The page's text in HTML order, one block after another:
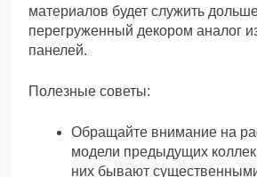
материалов будет служить
перегруженный декором аналог
панелей.
Полезные советы:
Обращайте внимание на
модели предыдущих
них бывают